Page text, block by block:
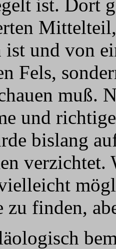
ist. Dort
und von
Fels,
muß.
und
bislang
verzichtet.
zu finden,